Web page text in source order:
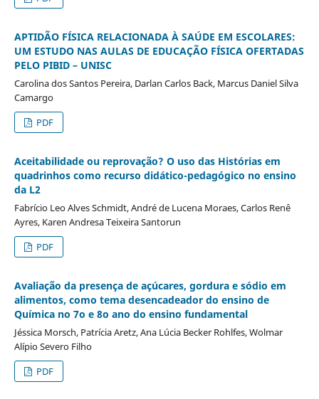
APTIDÃO FÍSICA RELACIONADA À SAÚDE EM ESCOLARES:
UM ESTUDO NAS AULAS DE EDUCAÇÃO FÍSICA OFERTADAS
PELO PIBID – UNISC
Carolina dos Santos Pereira, Darlan Carlos Back, Marcus Daniel Silva
Camargo
PDF
Aceitabilidade ou reprovação? O uso das Histórias em
quadrinhos como recurso didático-pedagógico no ensino
da L2
Fabrício Leo Alves Schmidt, André de Lucena Moraes, Carlos Renê
Ayres, Karen Andresa Teixeira Santorun
PDF
Avaliação da presença de açúcares, gordura e sódio em
alimentos, como tema desencadeador do ensino de
Química no 7o e 8o ano do ensino fundamental
Jéssica Morsch, Patrícia Aretz, Ana Lúcia Becker Rohlfes, Wolmar
Alípio Severo Filho
PDF